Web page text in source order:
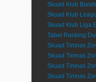
Skuad Klub
Skuad Klub
Skuad Klub Liga
Tabel Ranking
Skuad Timnas
Skuad Timnas
Skuad Timnas
Skuad Timnas